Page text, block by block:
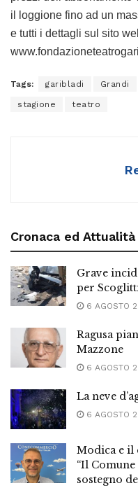
il loggione fino ad un
e tutti i dettagli sul sito
Tags: garibladi Grandi
stagione teatro
Cronaca ed Attualità
Grave
per
6 AGOSTO
Ragusa
Mazzone
6 AGOSTO
La neve
6 AGOSTO
Modica e il
“Il
sostegno